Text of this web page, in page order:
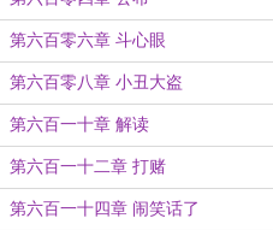
第六百零六章 斗心眼
第六百零八章 小丑大盗
第六百一十章 解读
第六百一十二章 打赌
第六百一十四章 闹笑话了